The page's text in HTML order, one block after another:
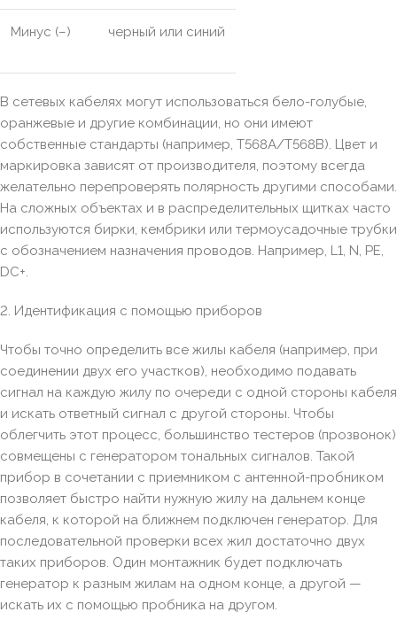
Минус (–) черный или синий
В сетевых кабелях могут использоваться бело-голубые,
оранжевые и другие комбинации, но они имеют
собственные стандарты (например, T568A/T568B). Цвет и
маркировка зависят от производителя, поэтому всегда
желательно перепроверять полярность другими способами.
На сложных объектах и в распределительных щитках часто
используются бирки, кембрики или термоусадочные трубки
с обозначением назначения проводов. Например, L1, N, PE,
DC+.
2. Идентификация с помощью приборов
Чтобы точно определить все жилы кабеля (например, при
соединении двух его участков), необходимо подавать
сигнал на каждую жилу по очереди с одной стороны кабеля
и искать ответный сигнал с другой стороны. Чтобы
облегчить этот процесс, большинство тестеров (прозвонок)
совмещены с генератором тональных сигналов. Такой
прибор в сочетании с приемником с антенной-пробником
позволяет быстро найти нужную жилу на дальнем конце
кабеля, к которой на ближнем подключен генератор. Для
последовательной проверки всех жил достаточно двух
таких приборов. Один монтажник будет подключать
генератор к разным жилам на одном конце, а другой —
искать их с помощью пробника на другом.